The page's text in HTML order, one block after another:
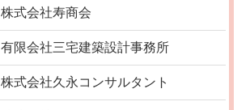
株式会社寿商会
有限会社三宅建築設計事務所
株式会社久永コンサルタント